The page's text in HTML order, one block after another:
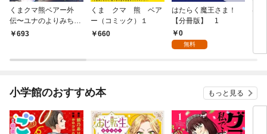
くまクマ熊ベアー外
伝〜ユナのよりみち手
帖〜１
693
くま クマ 熊 ベア
ー（コミック）１
660
はたらく魔王さま！
【分冊版】 1
0
無料
は
小学館のおすすめ本 もっと見る